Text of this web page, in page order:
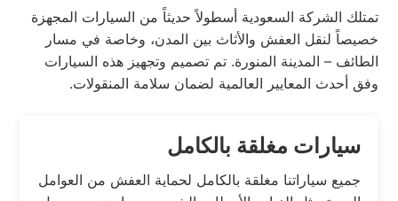
تمتلك الشركة السعودية أسطولاً حديثاً من السيارات المجهزة
خصيصاً لنقل العفش والأثاث بين المدن، وخاصة في مسار
الطائف – المدينة المنورة. تم تصميم وتجهيز هذه السيارات
وفق أحدث المعايير العالمية لضمان سلامة المنقولات.
سيارات مغلقة بالكامل
جميع سياراتنا مغلقة بالكامل لحماية العفش من العوامل